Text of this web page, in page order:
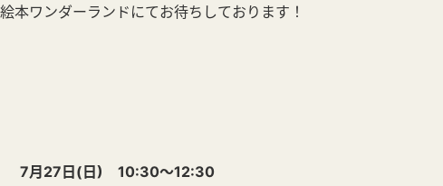
ワンダーランドにてお待ちしております！
7月27日(日) 10:30～12:30